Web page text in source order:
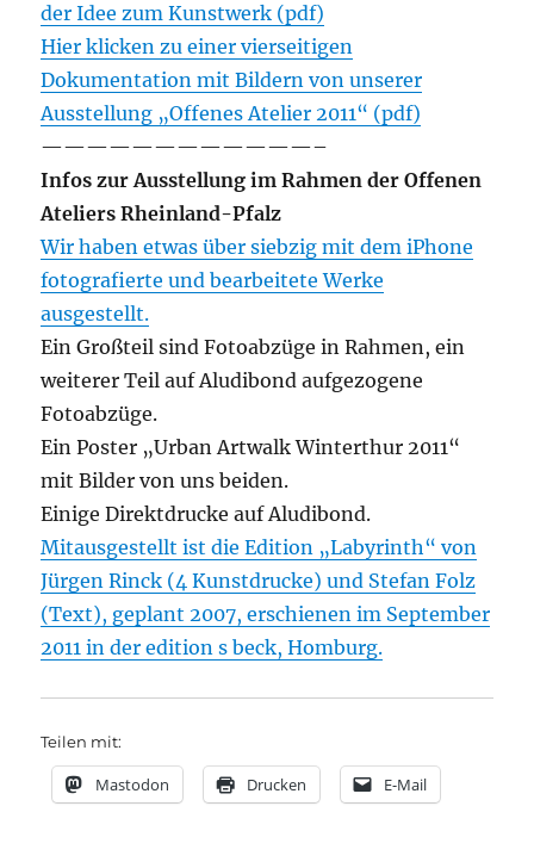
der Idee zum Kunstwerk (pdf)
Hier klicken zu einer vierseitigen
Dokumentation mit Bildern von unserer
Ausstellung „Offenes Atelier 2011“ (pdf)
————————————–
Infos zur Ausstellung im Rahmen der Offenen
Ateliers Rheinland-Pfalz
Wir haben etwas über siebzig mit dem iPhone
fotografierte und bearbeitete Werke
ausgestellt.
Ein Großteil sind Fotoabzüge in Rahmen, ein
weiterer Teil auf Aludibond aufgezogene
Fotoabzüge.
Ein Poster „Urban Artwalk Winterthur 2011“
mit Bilder von uns beiden.
Einige Direktdrucke auf Aludibond.
Mitausgestellt ist die Edition „Labyrinth“ von
Jürgen Rinck (4 Kunstdrucke) und Stefan Folz
(Text), geplant 2007, erschienen im September
2011 in der edition s beck, Homburg.
Teilen mit:
Mastodon Drucken E-Mail